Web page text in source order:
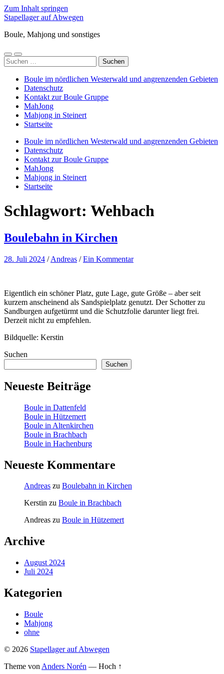
Zum Inhalt springen
Stapellager auf Abwegen
Boule, Mahjong und sonstiges
Mobile-
Menü
Suchfeld
ein-/ausblenden
Suchen
nach:
Boule im nördlichen Westerwald und angrenzenden Gebieten
Datenschutz
Kontakt zur Boule Gruppe
MahJong
Mahjong in Steinert
Startseite
Boule im nördlichen Westerwald und angrenzenden Gebieten
Datenschutz
Kontakt zur Boule Gruppe
MahJong
Mahjong in Steinert
Startseite
Schlagwort: Wehbach
Boulebahn in Kirchen
28. Juli 2024 /Andreas /Ein Kommentar
Eigentlich ein schöner Platz, gute Lage, gute Größe – aber seit
kurzem anscheinend als Sandspielplatz genutzt. Der Schotter zu
Sandburgen aufgetürmt und die Schutzfolie darunter liegt frei.
Derzeit nicht zu empfehlen.
Bildquelle: Kerstin
Suchen
Suchen
Neueste Beiträge
Boule in Dattenfeld
Boule in Hützemert
Boule in Altenkirchen
Boule in Brachbach
Boule in Hachenburg
Neueste Kommentare
Andreas zu Boulebahn in Kirchen
Kerstin zu Boule in Brachbach
Andreas zu Boule in Hützemert
Archive
August 2024
Juli 2024
Kategorien
Boule
Mahjong
ohne
© 2026 Stapellager auf Abwegen
Theme von Anders Norén — Hoch ↑